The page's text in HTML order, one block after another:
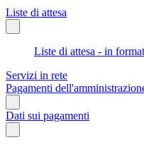
Liste di attesa
Liste di attesa - in
Servizi in rete
Pagamenti
Dati sui pagamenti